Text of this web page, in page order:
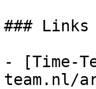
### Links
- [Time-
team.nl/